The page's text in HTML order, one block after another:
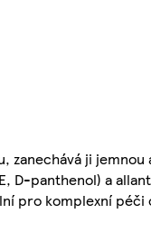
ji
D-panthenol) a
pro komplexní